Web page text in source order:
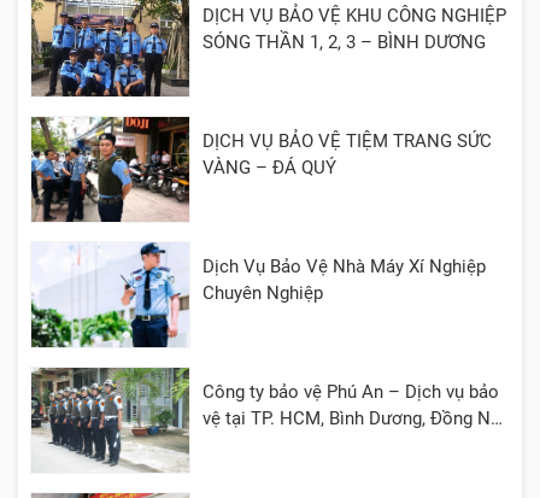
DỊCH VỤ BẢO VỆ KHU CÔNG NGHIỆP
SÓNG THẦN 1, 2, 3 – BÌNH DƯƠNG
DỊCH VỤ BẢO VỆ TIỆM TRANG SỨC
VÀNG – ĐÁ QUÝ
Dịch Vụ Bảo Vệ Nhà Máy Xí Nghiệp
Chuyên Nghiệp
Công ty bảo vệ Phú An – Dịch vụ bảo
vệ tại TP. HCM, Bình Dương, Đồng Nai,